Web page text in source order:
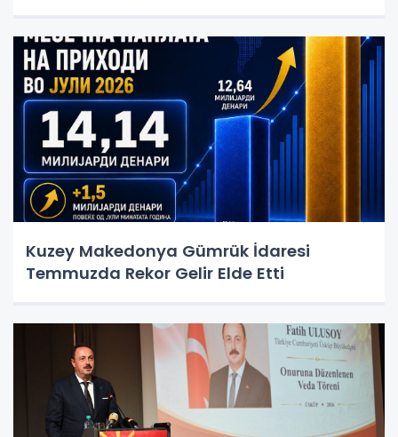
Kuzey Makedonya Gümrük İdaresi
Temmuzda Rekor Gelir Elde Etti